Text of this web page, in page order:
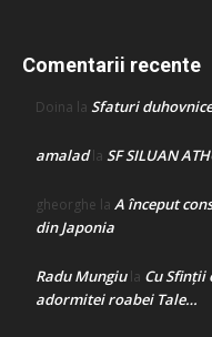
Comentarii recente
Doina la Sfaturi
amaladla SF SILUAN
gheorghe la A început
din Japonia
Radu Mungiula Cu Sfinții
adormitei roabei Tale…